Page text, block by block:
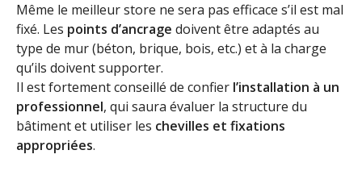
Même le meilleur store ne sera pas efficace s’il est mal
fixé. Les points d’ancrage doivent être adaptés au
type de mur (béton, brique, bois, etc.) et à la charge
qu’ils doivent supporter.
Il est fortement conseillé de confier l’installation à un
professionnel, qui saura évaluer la structure du
bâtiment et utiliser les chevilles et fixations
appropriées.